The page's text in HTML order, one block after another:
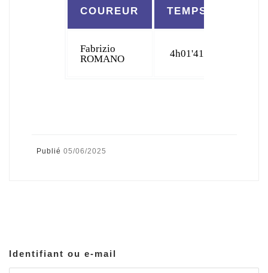
COUREUR TEMPS
Fabrizio
ROMANO
4h01'41
Publié 05/06/2025
Identifiant ou e-mail